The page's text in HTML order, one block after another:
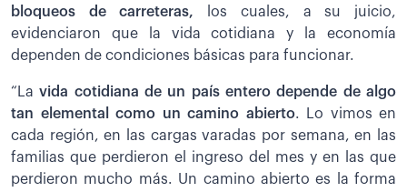
bloqueos de carreteras, los cuales, a su juicio,
evidenciaron que la vida cotidiana y la economía
dependen de condiciones básicas para funcionar.
“La vida cotidiana de un país entero depende de algo
tan elemental como un camino abierto. Lo vimos en
cada región, en las cargas varadas por semana, en las
familias que perdieron el ingreso del mes y en las que
perdieron mucho más. Un camino abierto es la forma